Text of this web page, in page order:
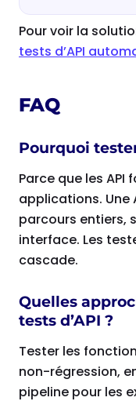
Pour voir la
tests d’API
FAQ
Pourquoi
Parce que les
applications. Une
parcours entiers,
interface. Les
cascade.
Quelles
tests d’API ?
Tester les
non-régression,
pipeline pour les